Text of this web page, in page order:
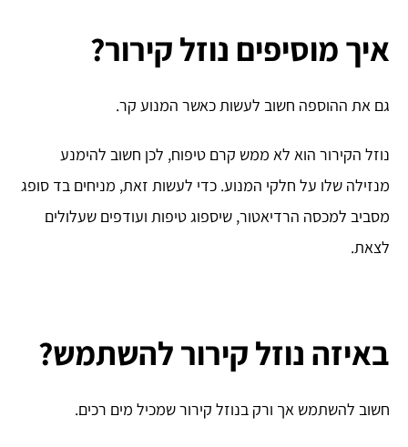
איך מוסיפים נוזל קירור?
גם את ההוספה חשוב לעשות כאשר המנוע קר.
נוזל הקירור הוא לא ממש קרם טיפוח, לכן חשוב להימנע
מנזילה שלו על חלקי המנוע. כדי לעשות זאת, מניחים בד סופג
מסביב למכסה הרדיאטור, שיספוג טיפות ועודפים שעלולים
לצאת.
באיזה נוזל קירור להשתמש?
חשוב להשתמש אך ורק בנוזל קירור שמכיל מים רכים.